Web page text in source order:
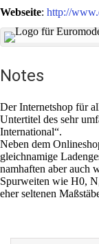
Webseite: http://
Notes
Der Internetshop für
Untertitel des sehr
International“.
Neben dem
gleichnamige
namhaften aber auch
Spurweiten wie H0,
eher seltenen